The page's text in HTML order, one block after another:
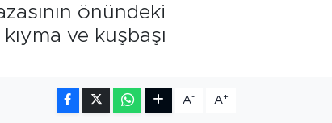
önündeki
ve kuşbaşı
A- A+